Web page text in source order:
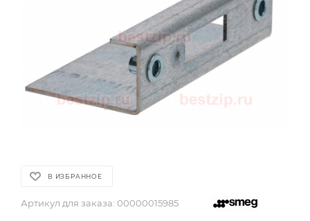
В ИЗБРАННОЕ
Артикул для заказа: 00000015985